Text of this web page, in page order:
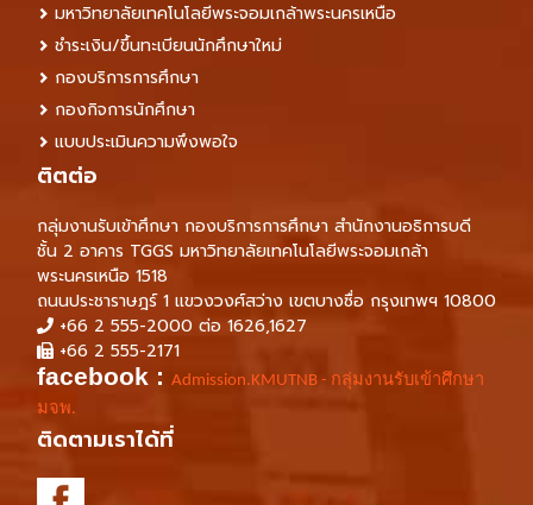
มหาวิทยาลัยเทคโนโลยีพระจอมเกล้าพระนครเหนือ
ชำระเงิน/ขึ้นทะเบียนนักศึกษาใหม่
กองบริการการศึกษา
กองกิจการนักศึกษา
แบบประเมินความพึงพอใจ
ติตต่อ
กลุ่มงานรับเข้าศึกษา กองบริการการศึกษา สำนักงานอธิการบดี
ชั้น 2 อาคาร TGGS มหาวิทยาลัยเทคโนโลยีพระจอมเกล้า
พระนครเหนือ 1518
ถนนประชาราษฎร์ 1 แขวงวงศ์สว่าง เขตบางซื่อ กรุงเทพฯ 10800
+66 2 555-2000 ต่อ 1626,1627
+66 2 555-2171
facebook : Admission.KMUTNB - กลุ่มงานรับเข้าศึกษา
มจพ.
ติดตามเราได้ที่